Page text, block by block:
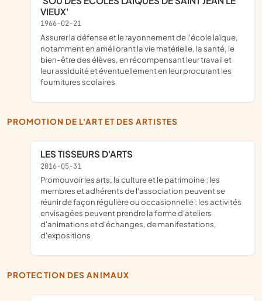
VIEUX'
1966-02-21
assurer la défense et le rayonnement de l'école laïque,
notamment en améliorant la vie matérielle, la santé, le
bien-être des élèves, en récompensant leur travail et
leur assiduité et éventuellement en leur procurant les
fournitures scolaires
PROMOTION DE L'ART ET DES ARTISTES
LES TISSEURS D'ARTS
2016-05-31
promouvoir les arts, la culture et le patrimoine ; les
membres et adhérents de l'association peuvent se
réunir de façon régulière ou occasionnelle ; les activités
envisagées peuvent prendre la forme d'ateliers
d'animations et d'échanges, de manifestations,
d'expositions
PROTECTION DES ANIMAUX